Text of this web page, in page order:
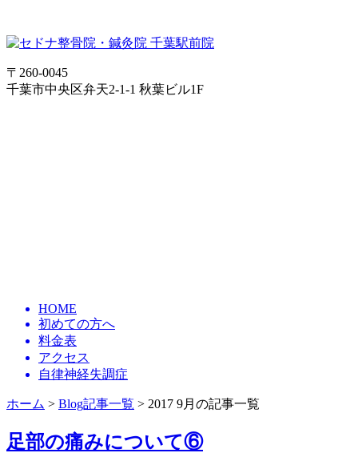
〒260-0045
千葉市中央区弁天2-1-1 秋葉ビル1F
HOME
初めての方へ
料金表
アクセス
自律神経失調症
ホーム > Blog記事一覧 > 2017 9月の記事一覧
足部の痛みについて⑥